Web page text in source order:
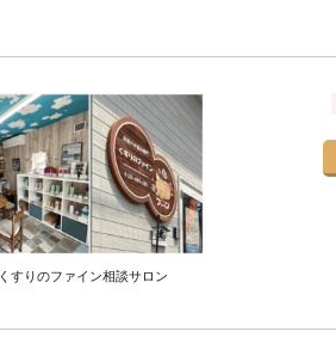
くすりのファイン相談サロン